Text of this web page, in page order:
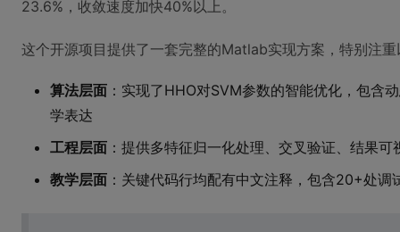
23.6%，收敛速度加快40%以上。
这个开源项目提供了一套完整的Matlab实现方案，特别注
算法层面 ：实现了HHO对SVM参数的智能优化，包含
学表达
工程层面 ：提供多特征归一化处理、交叉验证、结果
教学层面 ：关键代码行均配有中文注释，包含20+处调